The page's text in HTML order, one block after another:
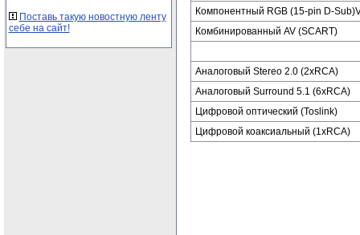
Поставь такую новостную ленту
себе на сайт!
Компонентный RGB (15-pin D-
Комбинированный AV (SCART)
Аналоговый Stereo 2.0 (2xRCA)
Аналоговый Surround 5.1 (6xRCA)
Цифровой оптический (Toslink)
Цифровой коаксиальный (1xRCA)